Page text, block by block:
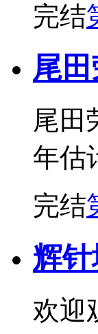
完结
尾
尾田
年估
完结
辉
欢迎